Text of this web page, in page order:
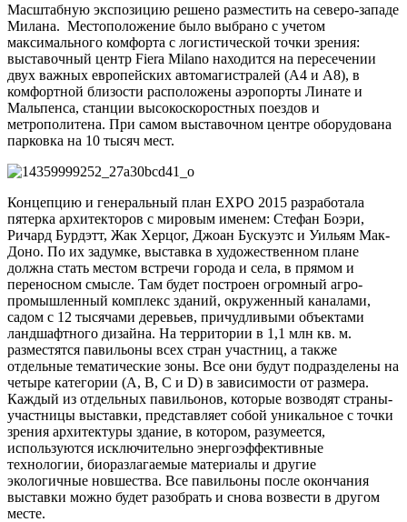
Масштабную экспозицию решено разместить на северо-западе
Милана. Местоположение было выбрано с учетом
максимального комфорта с логистической точки зрения:
выставочный центр Fiera Milano находится на пересечении
двух важных европейских автомагистралей (А4 и А8), в
комфортной близости расположены аэропорты Линате и
Мальпенса, станции высокоскоростных поездов и
метрополитена. При самом выставочном центре оборудована
парковка на 10 тысяч мест.
Концепцию и генеральный план EXPO 2015 разработала
пятерка архитекторов с мировым именем: Стефан Боэри,
Ричард Бурдэтт, Жак Херцог, Джоан Бускуэтс и Уильям Мак-
Доно. По их задумке, выставка в художественном плане
должна стать местом встречи города и села, в прямом и
переносном смысле. Там будет построен огромный агро-
промышленный комплекс зданий, окруженный каналами,
садом с 12 тысячами деревьев, причудливыми объектами
ландшафтного дизайна. На территории в 1,1 млн кв. м.
разместятся павильоны всех стран участниц, а также
отдельные тематические зоны. Все они будут подразделены на
четыре категории (A, B, C и D) в зависимости от размера.
Каждый из отдельных павильонов, которые возводят страны-
участницы выставки, представляет собой уникальное с точки
зрения архитектуры здание, в котором, разумеется,
используются исключительно энергоэффективные
технологии, биоразлагаемые материалы и другие
экологичные новшества. Все павильоны после окончания
выставки можно будет разобрать и снова возвести в другом
месте.